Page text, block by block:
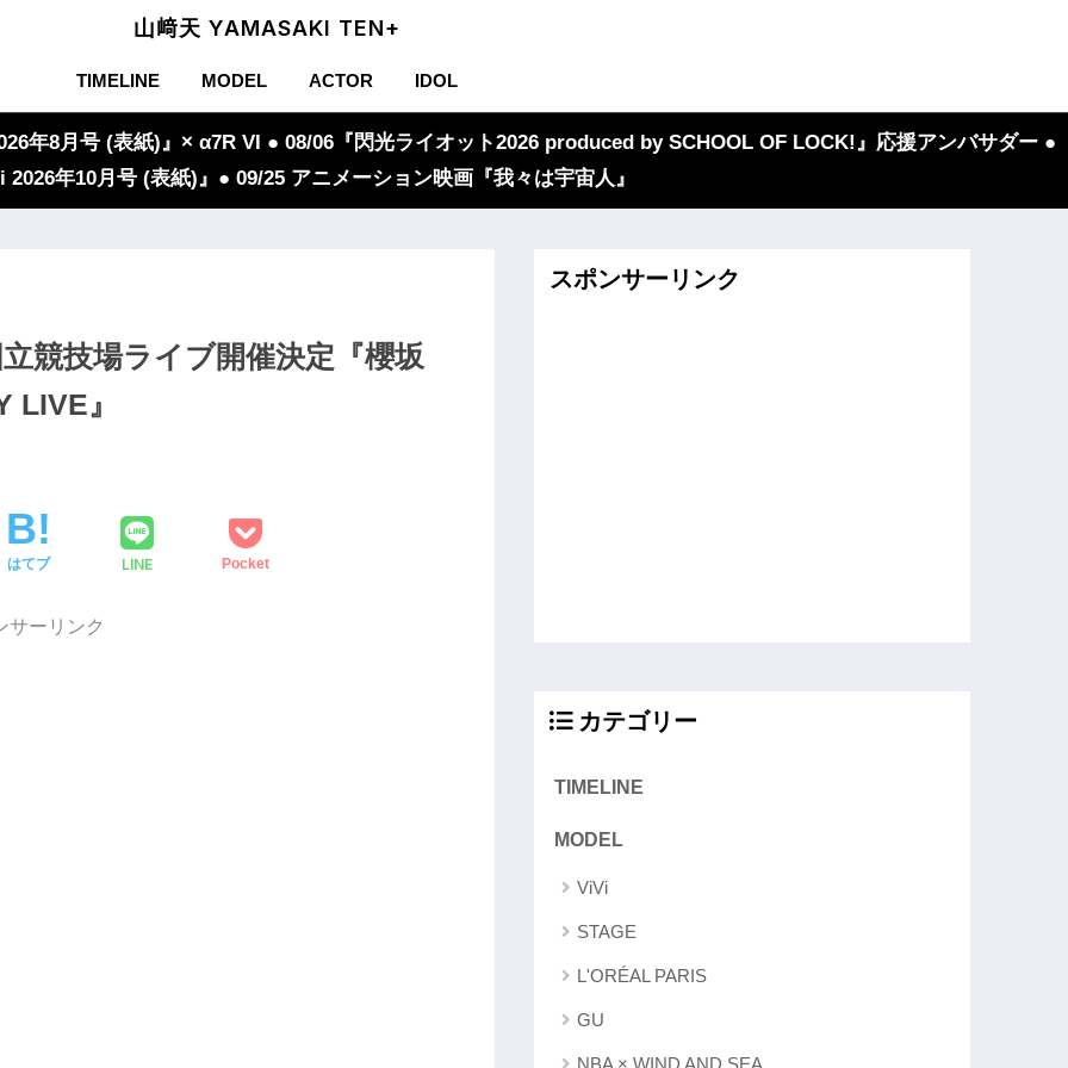
山﨑天 YAMASAKI TEN+
TIMELINE MODEL ACTOR IDOL
年8月号 (表紙)』× α7R VI ● 08/06『閃光ライオット2026 produced by SCHOOL OF LOCK!』応援アンバサダー ●
2026年10月号 (表紙)』● 09/25 アニメーション映画『我々は宇宙人』
競技場ライブ開催決定『櫻坂
LIVE』
はてブ LINE Pocket
サーリンク
スポンサーリンク
カテゴリー
TIMELINE
MODEL
ViVi
STAGE
L'ORÉAL PARIS
GU
NBA × WIND AND SEA